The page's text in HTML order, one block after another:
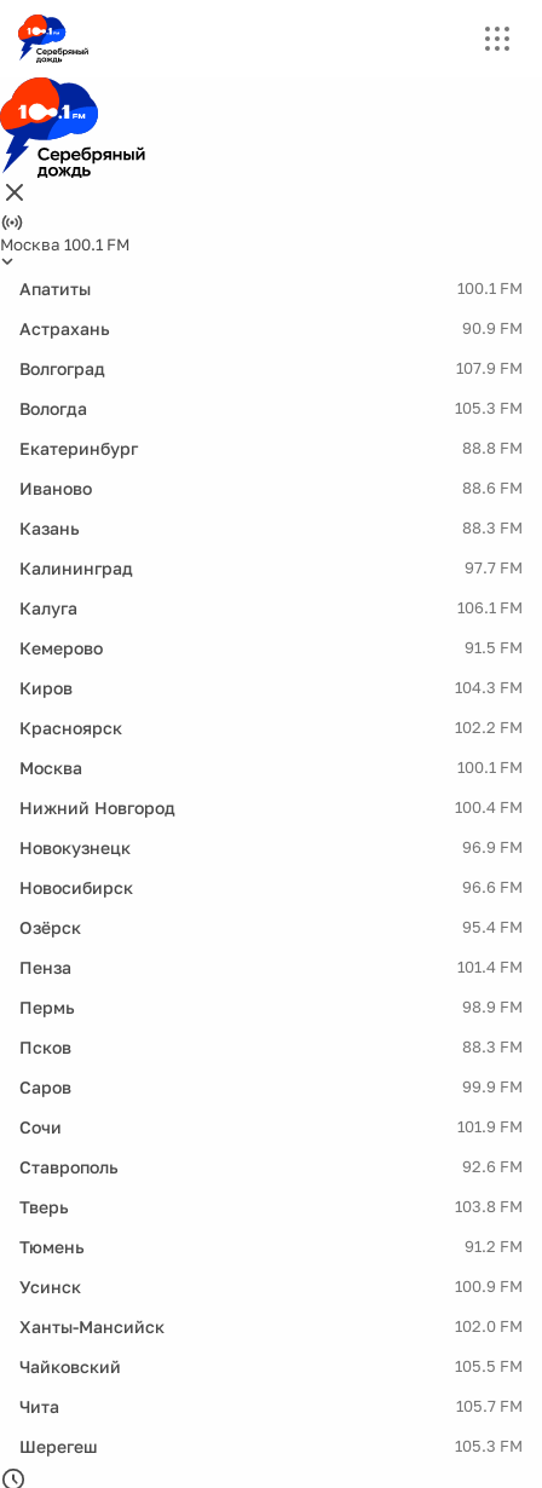
Москва 100.1 FM
Апатиты 100.1 FM
Астрахань 90.9 FM
Волгоград 107.9 FM
Вологда 105.3 FM
Екатеринбург 88.8 FM
Иваново 88.6 FM
Казань 88.3 FM
Калининград 97.7 FM
Калуга 106.1 FM
Кемерово 91.5 FM
Киров 104.3 FM
Красноярск 102.2 FM
Москва 100.1 FM
Нижний Новгород 100.4 FM
Новокузнецк 96.9 FM
Новосибирск 96.6 FM
Озёрск 95.4 FM
Пенза 101.4 FM
Пермь 98.9 FM
Псков 88.3 FM
Саров 99.9 FM
Сочи 101.9 FM
Ставрополь 92.6 FM
Тверь 103.8 FM
Тюмень 91.2 FM
Усинск 100.9 FM
Ханты-Мансийск 102.0 FM
Чайковский 105.5 FM
Чита 105.7 FM
Шерегеш 105.3 FM